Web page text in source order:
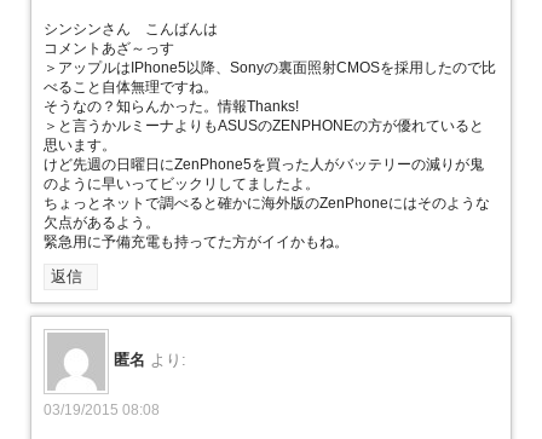
シンシンさん こんばんは
コメントあざ～っす
＞アップルはIPhone5以降、Sonyの裏面照射CMOSを採用したので比
べること自体無理ですね。
そうなの？知らんかった。情報Thanks!
＞と言うかルミーナよりもASUSのZENPHONEの方が優れていると
思います。
けど先週の日曜日にZenPhone5を買った人がバッテリーの減りが鬼
のように早いってビックリしてましたよ。
ちょっとネットで調べると確かに海外版のZenPhoneにはそのような
欠点があるよう。
緊急用に予備充電も持ってた方がイイかもね。
返信
匿名 より:
03/19/2015 08:08